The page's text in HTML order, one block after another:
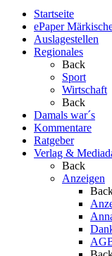
Startseite
ePaper
Auslagestellen
Regionales
Back
Sport
Wirtschaft
Back
Damals war´s
Kommentare
Ratgeber
Verlag &
Back
Anzeigen